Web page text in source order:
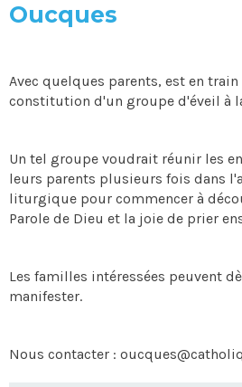
navigation
Oucques
Avec quelques parents, est en train
constitution d'un groupe d'éveil à
Un tel groupe voudrait réunir les
leurs parents plusieurs fois dans
liturgique pour commencer à
Parole de Dieu et la joie de prier
Les familles intéressées peuvent
manifester.
Nous contacter :